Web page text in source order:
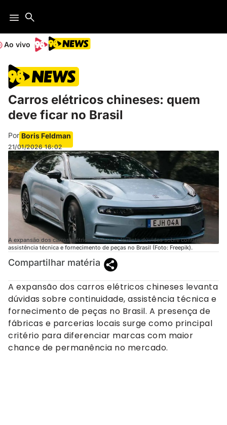
Ao vivo
Carros elétricos chineses: quem
deve ficar no Brasil
Por Boris Feldman
21/01/2026 16:02
A expansão dos carros elétricos chineses levanta dúvidas sobre continuidade,
assistência técnica e fornecimento de peças no Brasil (Foto: Freepik).
Compartilhar matéria
A expansão dos carros elétricos chineses levanta
dúvidas sobre continuidade, assistência técnica e
fornecimento de peças no Brasil. A presença de
fábricas e parcerias locais surge como principal
critério para diferenciar marcas com maior
chance de permanência no mercado.